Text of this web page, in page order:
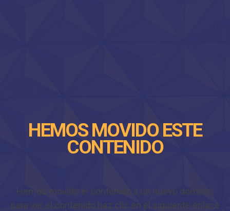
HEMOS MOVIDO ESTE
CONTENIDO
Hemos movido el contenido a un nuevo dominio,
para ver el contenido haz clic en el siguiente enlace